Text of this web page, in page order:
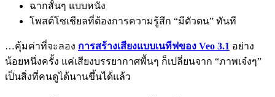
ฉากสั้นๆ แบบหนัง
โพสต์โซเชียลที่ต้องการความรู้สึก “มีตัวตน” ทันที
…คุ้มค่าที่จะลอง การสร้างเสียงแบบเนทีฟของ Veo 3.1 อย่าง
น้อยหนึ่งครั้ง แค่เสียงบรรยากาศพื้นๆ ก็เปลี่ยนจาก “ภาพเจ๋งๆ”
เป็นสิ่งที่คนดูได้นานขึ้นได้แล้ว